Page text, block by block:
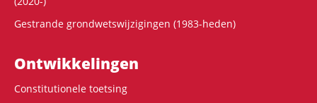
Gestrande grondwetswijzigingen (1983-heden)
Ontwikke­lingen
Constitutionele toetsing